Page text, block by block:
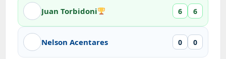
Juan Torbidoni 6 6
Nelson Acentares 0 0